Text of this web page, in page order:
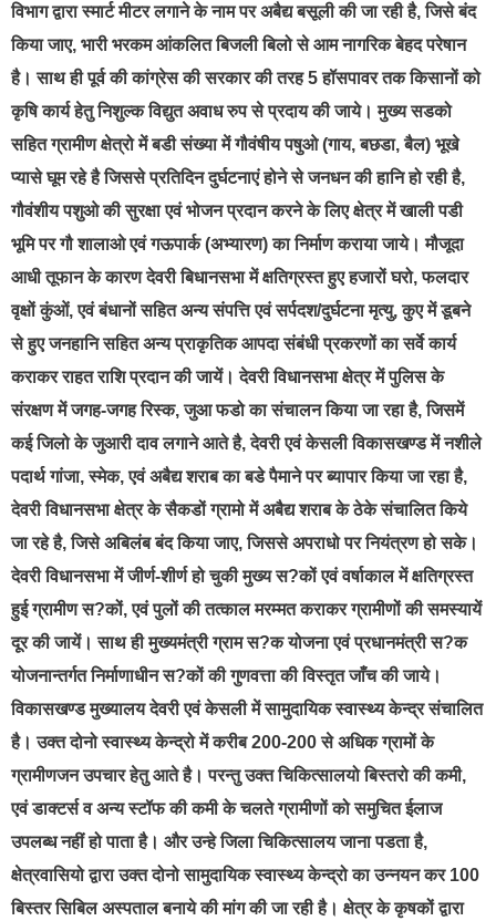
विभाग द्वारा स्मार्ट मीटर लगाने के नाम पर अबैद्य बसूली की जा रही है, जिसे बंद
किया जाए, भारी भरकम आंकलित बिजली बिलो से आम नागरिक बेहद परेषान
है। साथ ही पूर्व की कांग्रेस की सरकार की तरह 5 हॉसपावर तक किसानों को
कृषि कार्य हेतु निशुल्क विद्युत अवाध रुप से प्रदाय की जाये। मुख्य सडको
सहित ग्रामीण क्षेत्रो में बडी संख्या में गौवंषीय पषुओ (गाय, बछडा, बैल) भूखे
प्यासे घूम रहे है जिससे प्रतिदिन दुर्घटनाएं होने से जनधन की हानि हो रही है,
गौवंशीय पशुओ की सुरक्षा एवं भोजन प्रदान करने के लिए क्षेत्र में खाली पडी
भूमि पर गौ शालाओ एवं गऊपार्क (अभ्यारण) का निर्माण कराया जाये। मौजूदा
आधी तूफान के कारण देवरी बिधानसभा में क्षतिग्रस्त हुए हजारों घरो, फलदार
वृक्षों कुंओं, एवं बंधानों सहित अन्य संपत्ति एवं सर्पदश/दुर्घटना मृत्यु, कुए में डूबने
से हुए जनहानि सहित अन्य प्राकृतिक आपदा संबंधी प्रकरणों का सर्वे कार्य
कराकर राहत राशि प्रदान की जायें। देवरी विधानसभा क्षेत्र में पुलिस के
संरक्षण में जगह-जगह रिस्क, जुआ फडो का संचालन किया जा रहा है, जिसमें
कई जिलो के जुआरी दाव लगाने आते है, देवरी एवं केसली विकासखण्ड में नशीले
पदार्थ गांजा, स्मेक, एवं अबैद्य शराब का बडे पैमाने पर ब्यापार किया जा रहा है,
देवरी विधानसभा क्षेत्र के सैकडों ग्रामो में अबैद्य शराब के ठेके संचालित किये
जा रहे है, जिसे अबिलंब बंद किया जाए, जिससे अपराधो पर नियंत्रण हो सके।
देवरी विधानसभा में जीर्ण-शीर्ण हो चुकी मुख्य स?कों एवं वर्षाकाल में क्षतिग्रस्त
हुई ग्रामीण स?कों, एवं पुलों की तत्काल मरम्मत कराकर ग्रामीणों की समस्यायें
दूर की जायें। साथ ही मुख्यमंत्री ग्राम स?क योजना एवं प्रधानमंत्री स?क
योजनान्तर्गत निर्माणाधीन स?कों की गुणवत्ता की विस्तृत जाँच की जाये।
विकासखण्ड मुख्यालय देवरी एवं केसली में सामुदायिक स्वास्थ्य केन्द्र संचालित
है। उक्त दोनो स्वास्थ्य केन्द्रो में करीब 200-200 से अधिक ग्रामों के
ग्रामीणजन उपचार हेतु आते है। परन्तु उक्त चिकित्सालयो बिस्तरो की कमी,
एवं डाक्टर्स व अन्य स्टॉफ की कमी के चलते ग्रामीणों को समुचित ईलाज
उपलब्ध नहीं हो पाता है। और उन्हे जिला चिकित्सालय जाना पडता है,
क्षेत्रवासियो द्वारा उक्त दोनो सामुदायिक स्वास्थ्य केन्द्रो का उन्नयन कर 100
बिस्तर सिबिल अस्पताल बनाये की मांग की जा रही है। क्षेत्र के कृषकों द्वारा